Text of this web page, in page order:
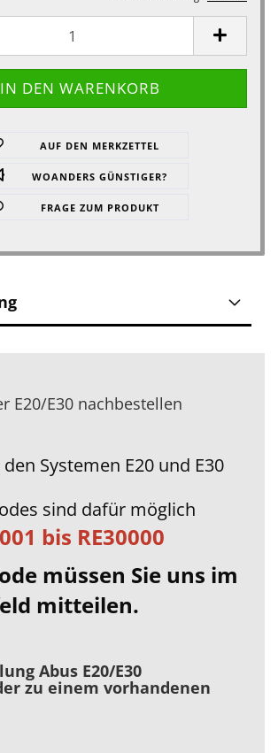
AUF DEN MERKZETTEL
WOANDERS GÜNSTIGER?
FRAGE ZUM PRODUKT
E20/E30 nachbestellen
Systemen E20 und E30
sind dafür möglich
bis RE30000
müssen Sie uns im
mitteilen.
Abus E20/E30
zu einem vorhandenen